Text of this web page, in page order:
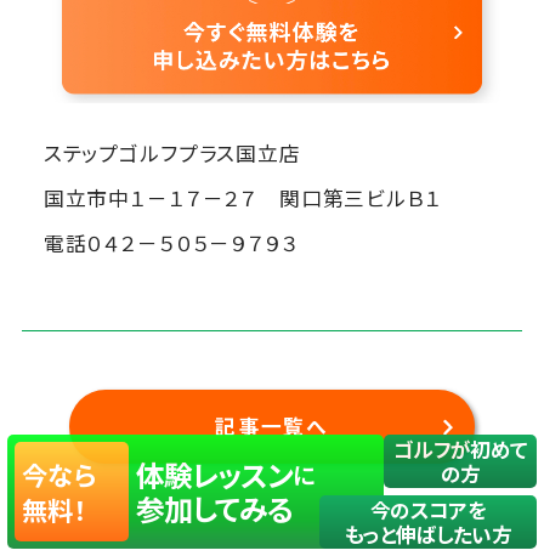
今なら
無料！
体験レッスンに
参加してみる
ゴルフが初めて
の方
今のスコアを
もっと伸ばしたい方
ステップゴルフプラス国立店
国立市中１－１７－２７ 関口第三ビルＢ１
電話０４２－５０５－９７９３
記事一覧へ